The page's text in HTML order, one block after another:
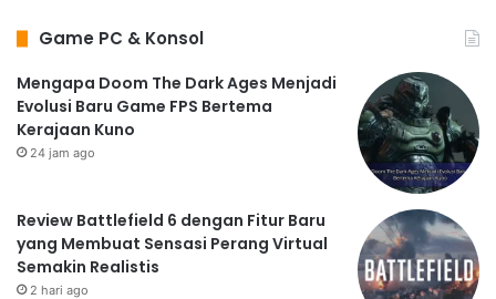
Game PC & Konsol
Mengapa Doom The Dark Ages Menjadi
Evolusi Baru Game FPS Bertema
Kerajaan Kuno
24 jam ago
Review Battlefield 6 dengan Fitur Baru
yang Membuat Sensasi Perang Virtual
Semakin Realistis
2 hari ago